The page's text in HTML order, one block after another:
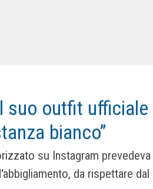
suo outfit ufficiale
bianco”
su Instagram prevedeva
da rispettare